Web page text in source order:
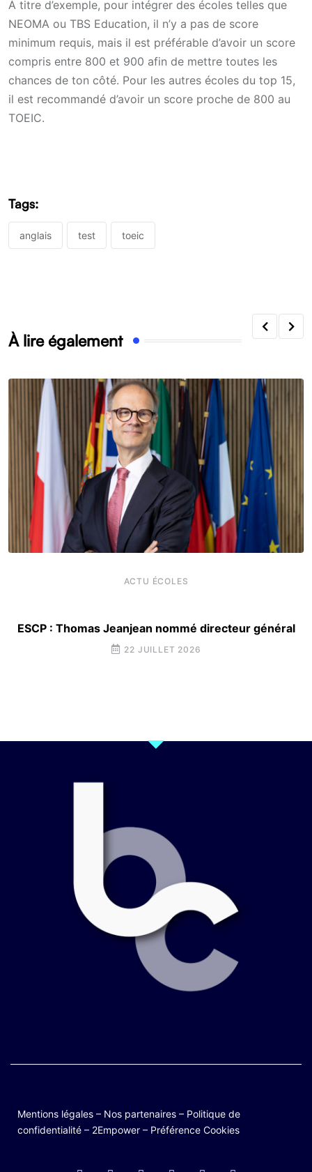
À titre d’exemple, pour intégrer des écoles telles que
NEOMA ou TBS Education, il n’y a pas de score
minimum requis, mais il est préférable d’avoir un score
compris entre 800 et 900 afin de mettre toutes les
chances de ton côté. Pour les autres écoles du top 15,
il est recommandé d’avoir un score proche de 800 au
TOEIC.
Tags:
anglais test toeic
À lire également
ACTU ÉCOLES
ESCP : Thomas Jeanjean nommé directeur général
22 JUILLET 2026
Mentions légales – Nos partenaires – Politique de
confidentialité – 2Empower – Préférence Cookies